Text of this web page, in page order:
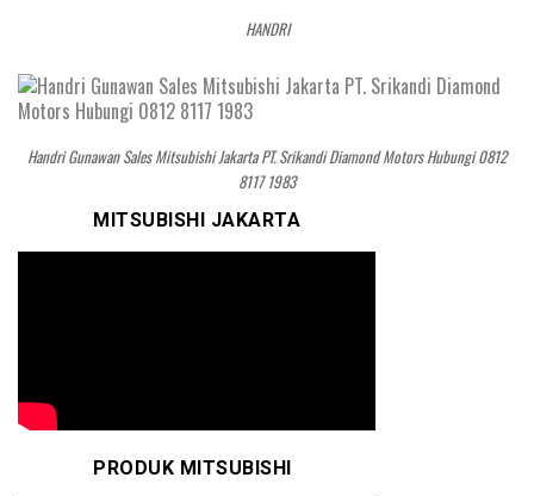
HANDRI
Handri Gunawan Sales Mitsubishi Jakarta PT. Srikandi Diamond Motors Hubungi 0812
8117 1983
MITSUBISHI JAKARTA
PRODUK MITSUBISHI